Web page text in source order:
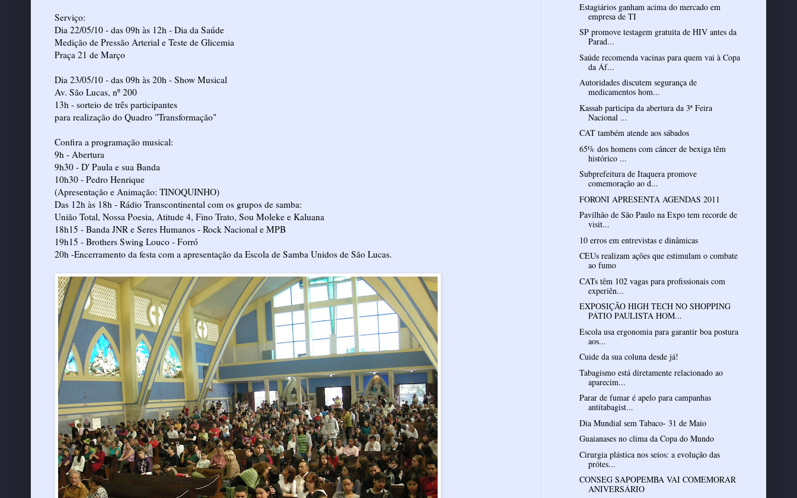
Serviço:
Dia 22/05/10 - das 09h às 12h - Dia da Saúde
Medição de Pressão Arterial e Teste de Glicemia
Praça 21 de Março
Dia 23/05/10 - das 09h às 20h - Show Musical
Av. São Lucas, nº 200
13h - sorteio de três participantes
para realização do Quadro "Transformação"
Confira a programação musical:
9h - Abertura
9h30 - D' Paula e sua Banda
10h30 - Pedro Henrique
(Apresentação e Animação: TINOQUINHO)
Das 12h às 18h - Rádio Transcontinental com os grupos de samba:
União Total, Nossa Poesia, Atitude 4, Fino Trato, Sou Moleke e Kaluana
18h15 - Banda JNR e Seres Humanos - Rock Nacional e MPB
19h15 - Brothers Swing Louco - Forró
20h -Encerramento da festa com a apresentação da Escola de Samba Unidos de São Lucas.
Estagiários ganham acima do mercado em
empresa de TI
SP promove testagem gratuita de HIV antes da
Parad...
Saúde recomenda vacinas para quem vai à Copa
da Áf...
Autoridades discutem segurança de
medicamentos hom...
Kassab participa da abertura da 3ª Feira
Nacional ...
CAT também atende aos sábados
65% dos homens com câncer de bexiga têm
histórico ...
Subprefeitura de Itaquera promove
comemoração ao d...
FORONI APRESENTA AGENDAS 2011
Pavilhão de São Paulo na Expo tem recorde de
visit...
10 erros em entrevistas e dinâmicas
CEUs realizam ações que estimulam o combate
ao fumo
CATs têm 102 vagas para profissionais com
experiên...
EXPOSIÇÃO HIGH TECH NO SHOPPING
PÁTIO PAULISTA HOM...
Escola usa ergonomia para garantir boa postura
aos...
Cuide da sua coluna desde já!
Tabagismo está diretamente relacionado ao
aparecim...
Parar de fumar é apelo para campanhas
antitabagist...
Dia Mundial sem Tabaco- 31 de Maio
Guaianases no clima da Copa do Mundo
Cirurgia plástica nos seios: a evolução das
prótes...
CONSEG SAPOPEMBA VAI COMEMORAR
ANIVERSÁRIO